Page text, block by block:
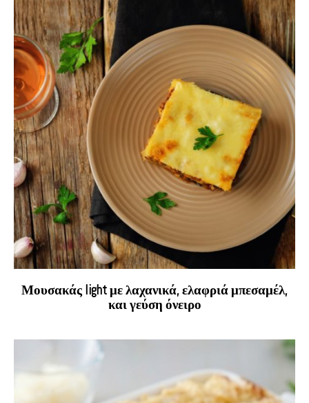
Μουσακάς light με λαχανικά, ελαφριά μπεσαμέλ,
και γεύση όνειρο